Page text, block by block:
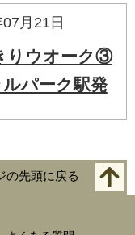
月21日
りウオーク③
パーク駅発
の先頭に戻る